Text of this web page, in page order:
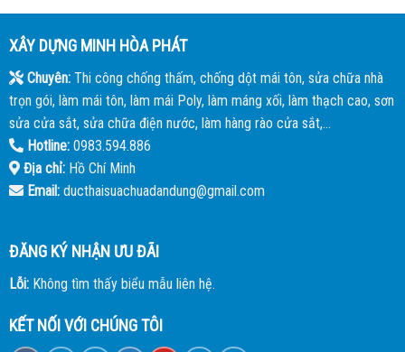
XÂY DỰNG MINH HÒA PHÁT
Chuyên:Thi công chống thấm, chống dột mái tôn, sửa chữa nhà
trọn gói, làm mái tôn, làm mái Poly, làm máng xối, làm thạch cao, sơn
sửa cửa sắt, sửa chữa điện nước, làm hàng rào cửa sắt,...
Hotline:0983.594.886
Địa chỉ:Hồ Chí Minh
Email:ducthaisuachuadandung@gmail.com
ĐĂNG KÝ NHẬN ƯU ĐÃI
Lỗi:Không tìm thấy biểu mẫu liên hệ.
KẾT NỐI VỚI CHÚNG TÔI